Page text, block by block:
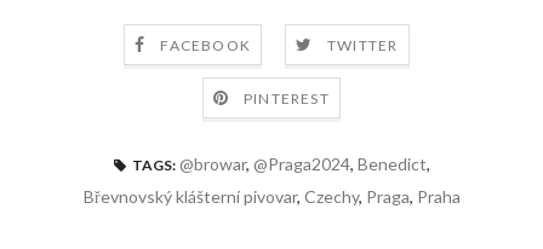
FACEBOOK TWITTER
PINTEREST
TAGS: @browar, @Praga2024, Benedict,
Břevnovský klášterní pivovar, Czechy, Praga, Praha